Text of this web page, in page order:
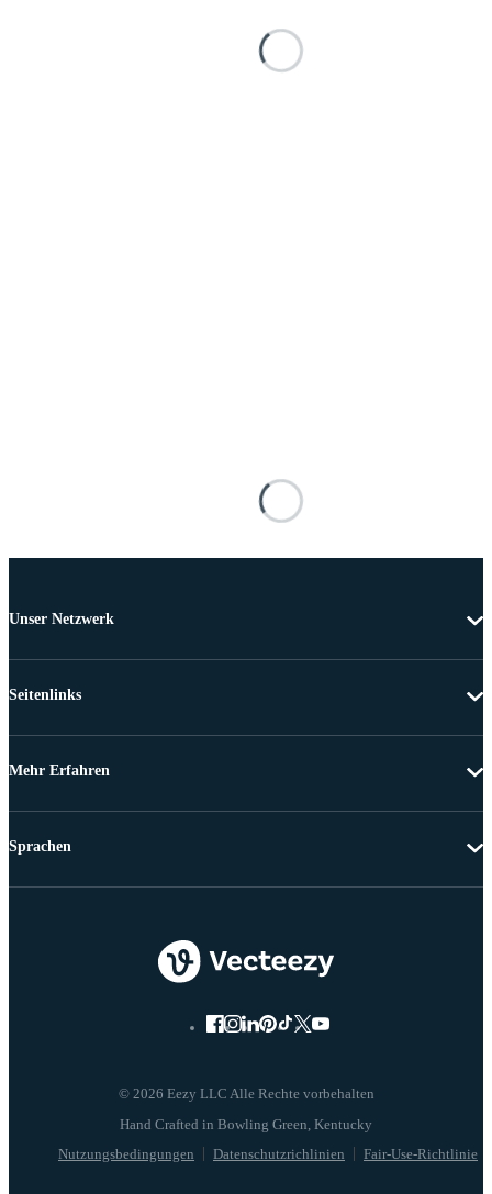
Unser Netzwerk
Seitenlinks
Mehr Erfahren
© 2026 Eezy LLC Alle Rechte vorbehalten
Nutzungsbedingungen Datenschutzrichlinien Fair-Use-Richtlinie
Sprachen